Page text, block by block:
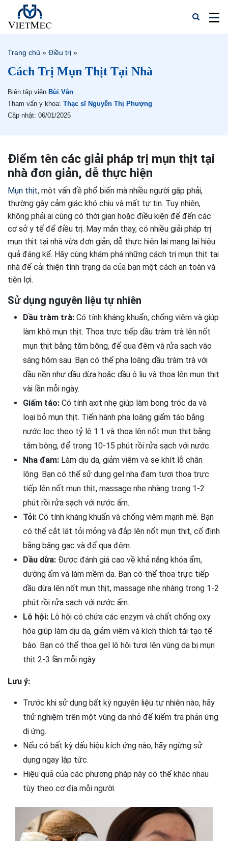
Trang chủ » Điều trị »
Cách Trị Mụn Thịt Tại Nhà
Biên tập viên Bùi Vân
Tham vấn y khoa: Thạc sĩ Nguyễn Thị Phượng
Cập nhật: 06/01/2025
Điểm tên các giải pháp trị mụn thịt tại
nhà đơn giản, dễ thực hiện
Mụn thịt, một vấn đề phổ biến mà nhiều người gặp phải,
thường gây cảm giác khó chịu và mất tự tin. Tuy nhiên,
không phải ai cũng có thời gian hoặc điều kiện để đến các
cơ sở y tế để điều trị. May mắn thay, có nhiều giải pháp trị
mụn thịt tại nhà vừa đơn giản, dễ thực hiện lại mang lại hiệu
quả đáng kể. Hãy cùng khám phá những cách trị mụn thịt tại
nhà để cải thiện tình trạng da của bạn một cách an toàn và
tiện lợi.
Sử dụng nguyên liệu tự nhiên
Dầu tràm trà: Có tính kháng khuẩn, chống viêm và giúp
làm khô mụn thịt. Thoa trực tiếp dầu tràm trà lên nốt
mụn thịt bằng tăm bông, để qua đêm và rửa sạch vào
sáng hôm sau. Bạn có thể pha loãng dầu tràm trà với
dầu nền như dầu dừa hoặc dầu ô liu và thoa lên mụn thịt
vài lần mỗi ngày.
Giấm táo: Có tính axit nhẹ giúp làm bong tróc da và
loại bỏ mụn thịt. Tiến hành pha loãng giấm táo bằng
nước lọc theo tỷ lệ 1:1 và thoa lên nốt mụn thịt bằng
tăm bông, để trong 10-15 phút rồi rửa sạch với nước.
Nha đam: Làm dịu da, giảm viêm và se khít lỗ chân
lông. Bạn có thể sử dụng gel nha đam tươi thoa trực
tiếp lên nốt mụn thịt, massage nhẹ nhàng trong 1-2
phút rồi rửa sạch với nước ấm.
Tỏi: Có tính kháng khuẩn và chống viêm mạnh mẽ. Bạn
có thể cắt lát tỏi mỏng và đắp lên nốt mụn thịt, cố định
bằng băng gạc và để qua đêm.
Dầu dừa: Được đánh giá cao về khả năng khóa ẩm,
dưỡng ẩm và làm mềm da. Bạn có thể thoa trực tiếp
dầu dừa lên nốt mụn thịt, massage nhẹ nhàng trong 1-2
phút rồi rửa sạch với nước ấm.
Lô hội: Lô hội có chứa các enzym và chất chống oxy
hóa giúp làm dịu da, giảm viêm và kích thích tái tạo tế
bào. Bạn có thể thoa gel lô hội tươi lên vùng da bị mụn
thịt 2-3 lần mỗi ngày.
Lưu ý:
Trước khi sử dụng bất kỳ nguyên liệu tự nhiên nào, hãy
thử nghiệm trên một vùng da nhỏ để kiểm tra phản ứng
dị ứng.
Nếu có bất kỳ dấu hiệu kích ứng nào, hãy ngừng sử
dụng ngay lập tức.
Hiệu quả của các phương pháp này có thể khác nhau
tùy theo cơ địa mỗi người.